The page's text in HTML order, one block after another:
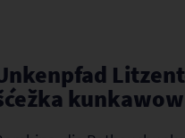
kunkawow